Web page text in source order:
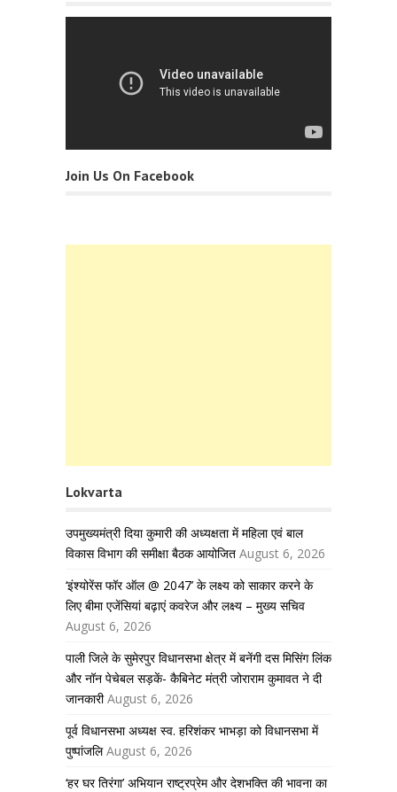
Join Us On Facebook
Lokvarta
उपमुख्यमंत्री दिया कुमारी की अध्यक्षता में महिला एवं बाल
विकास विभाग की समीक्षा बैठक आयोजित August 6, 2026
‘इंश्योरेंस फॉर ऑल @ 2047’ के लक्ष्य को साकार करने के
लिए बीमा एजेंसियां बढ़ाएं कवरेज और लक्ष्य – मुख्य सचिव
August 6, 2026
पाली जिले के सुमेरपुर विधानसभा क्षेत्र में बनेंगी दस मिसिंग लिंक
और नॉन पेचेबल सड़कें- कैबिनेट मंत्री जोराराम कुमावत ने दी
जानकारी August 6, 2026
पूर्व विधानसभा अध्यक्ष स्व. हरिशंकर भाभड़ा को विधानसभा में
पुष्पांजलि August 6, 2026
‘हर घर तिरंगा’ अभियान राष्ट्रप्रेम और देशभक्ति की भावना का